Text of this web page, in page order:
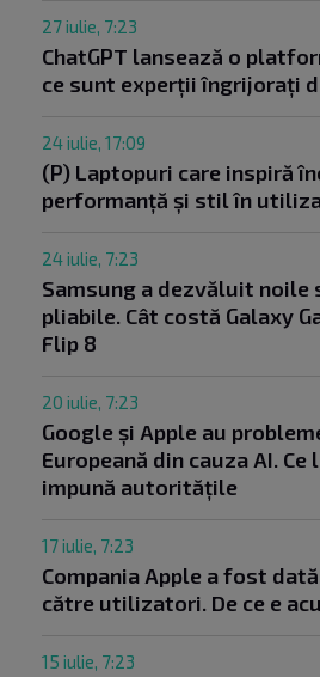
27 iulie, 7:23
ChatGPT lansează o
ce sunt experții îngrijorați
24 iulie, 17:09
(P) Laptopuri care inspiră
performanță și stil în
24 iulie, 7:23
Samsung a dezvăluit noile
pliabile. Cât costă Galaxy
Flip 8
20 iulie, 7:23
Google și Apple au
Europeană din cauza AI.
impună autoritățile
17 iulie, 7:23
Compania Apple a fost
către utilizatori. De ce e
15 iulie, 7:23